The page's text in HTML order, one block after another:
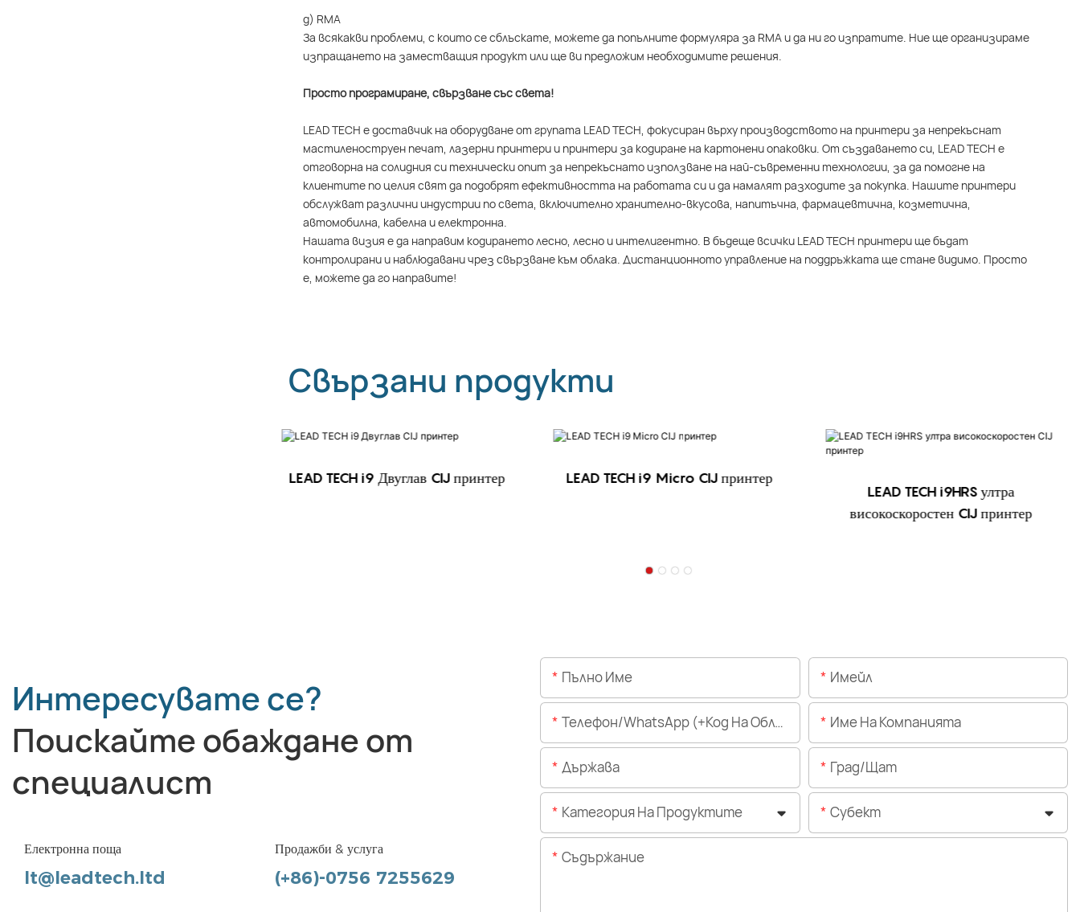
д) RMA
За всякакви проблеми, с които се сблъскате, можете да попълните формуляра за RMA и да ни го изпратите. Ние ще организираме
изпращането на заместващия продукт или ще ви предложим необходимите решения.
Просто програмиране, свързване със света!
LEAD TECH е доставчик на оборудване от групата LEAD TECH, фокусиран върху производството на принтери за непрекъснат
мастиленоструен печат, лазерни принтери и принтери за кодиране на картонени опаковки. От създаването си, LEAD TECH е
отговорна на солидния си технически опит за непрекъснато използване на най-съвременни технологии, за да помогне на
клиентите по целия свят да подобрят ефективността на работата си и да намалят разходите за покупка. Нашите принтери
обслужват различни индустрии по света, включително хранително-вкусова, напитъчна, фармацевтична, козметична,
автомобилна, кабелна и електронна.
Нашата визия е да направим кодирането лесно, лесно и интелигентно. В бъдеще всички LEAD TECH принтери ще бъдат
контролирани и наблюдавани чрез свързване към облака. Дистанционното управление на поддръжката ще стане видимо. Просто
е, можете да го направите!
Свързани продукти
LEAD TECH i9 Двуглав CIJ принтер
LEAD TECH i9 Micro CIJ принтер
LEAD TECH i9HRS ултра
високоскоростен CIJ принтер
Интересувате се?
Поискайте обаждане от
специалист
Електронна поща
lt@leadtech.ltd
Продажби & услуга
(+86)-0756 7255629
Пълно Име Имейл
Телефон/WhatsApp (+Код На Областта) Име На Компанията
Държава Град/щат
Категория На Продуктите Субект
Съдържание